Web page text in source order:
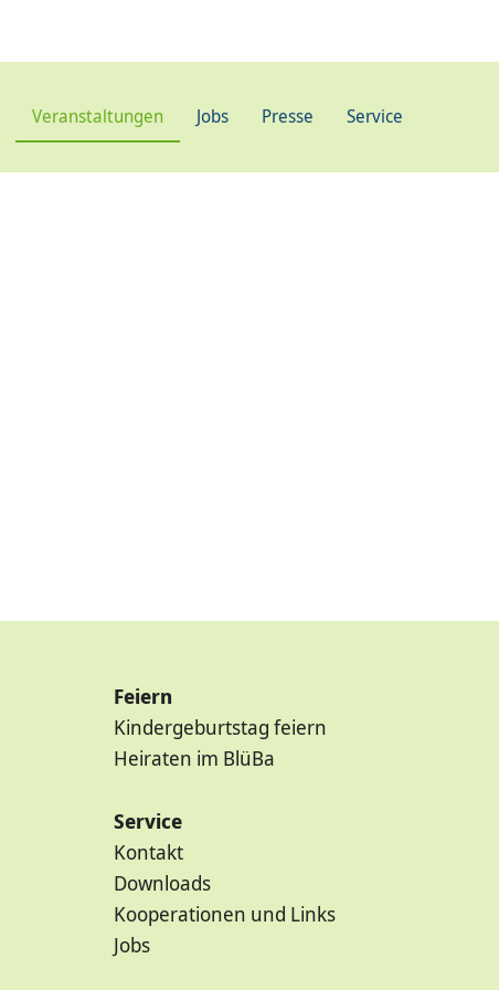
Veranstaltungen Jobs Presse Service
Feiern
Kindergeburtstag feiern
Heiraten im BlüBa
Service
Kontakt
Downloads
Kooperationen und Links
Jobs